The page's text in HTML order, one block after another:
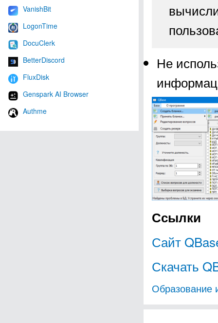
VanishBit
LogonTime
DocuClerk
BetterDiscord
FluxDisk
Genspark AI Browser
Authme
Не
Ссылки
Сайт
Скачать
Образование